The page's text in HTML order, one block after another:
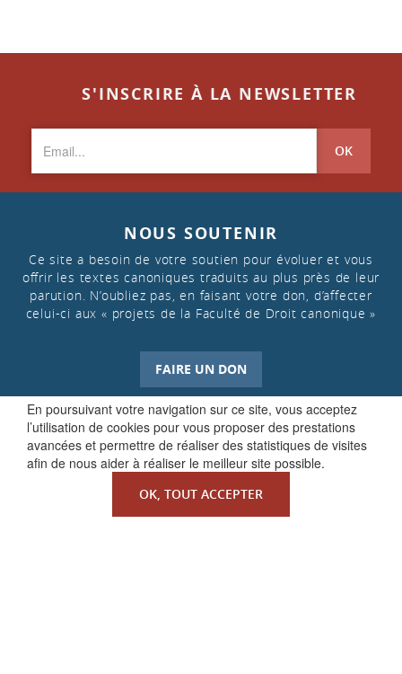
En poursuivant votre navigation sur ce site, vous acceptez
l’utilisation de cookies pour vous proposer des prestations
avancées et permettre de réaliser des statistiques de visites
afin de nous aider à réaliser le meilleur site possible.
OK, TOUT ACCEPTER
S'INSCRIRE À LA NEWSLETTER
OK
NOUS SOUTENIR
Ce site a besoin de votre soutien pour évoluer et vous
offrir les textes canoniques traduits au plus près de leur
parution. N’oubliez pas, en faisant votre don, d’affecter
celui-ci aux « projets de la Faculté de Droit canonique »
FAIRE UN DON